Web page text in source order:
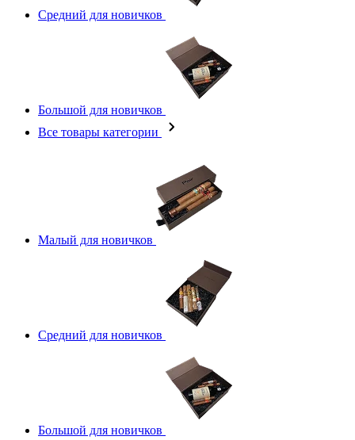
Средний для новичков
Большой для новичков
Все товары категории
Малый для новичков
Средний для новичков
Большой для новичков